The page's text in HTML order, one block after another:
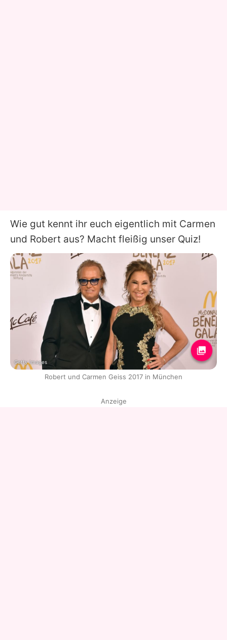
Wie gut kennt ihr euch eigentlich mit Carmen
und Robert aus? Macht fleißig unser Quiz!
Getty Images
Robert und Carmen Geiss 2017 in München
Anzeige